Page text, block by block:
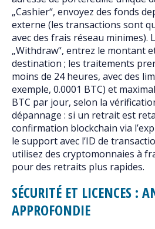
„Cashier“, envoyez des fonds
externe (les transactions sont
avec des frais réseau minimes).
„Withdraw“, entrez le montant
destination ; les traitements
moins de 24 heures, avec des
exemple, 0.0001 BTC) et
BTC par jour, selon la
dépannage : si un retrait est
confirmation blockchain via
le support avec l’ID de
utilisez des cryptomonnaies à
pour des retraits plus rapides.
SÉCURITÉ ET LICENCES :
APPROFONDIE